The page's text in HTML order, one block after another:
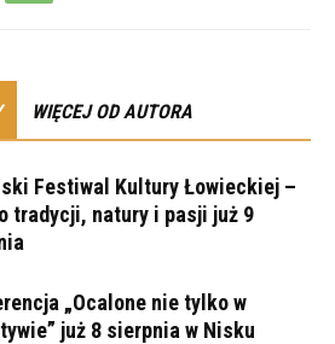
WIĘCEJ OD AUTORA
Festiwal Kultury Łowieckiej –
tradycji, natury i pasji już 9
„Ocalone nie tylko w
już 8 sierpnia w Nisku